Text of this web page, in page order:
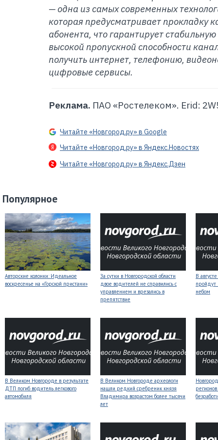
— одна из самых современных
которая предусматривает прокладку
абонента, что гарантирует
высокой пропускной способности
получить интернет, телефонию,
цифровые сервисы.
Реклама. ПАО «Ростелеком». Erid:
Читайте «Новгород.ру» в Google
Читайте «Новгород.ру» в Яндекс.Новостях
Читайте «Новгород.ру» в Яндекс.Дзен
Популярное
Авторские колонки: Идеальное
воскресенье на «Горской пристани»
За сутки в Новгородской области
двое водителей не справились с
управлением и врезались в
препятствие
В
небом
В Великом Новгороде в результате
ДТП погиб водитель легкового
автомобиля
В Великом Новгороде археологи
нашли редкий сребреник князя
Владимира возрастом более тысячи
лет